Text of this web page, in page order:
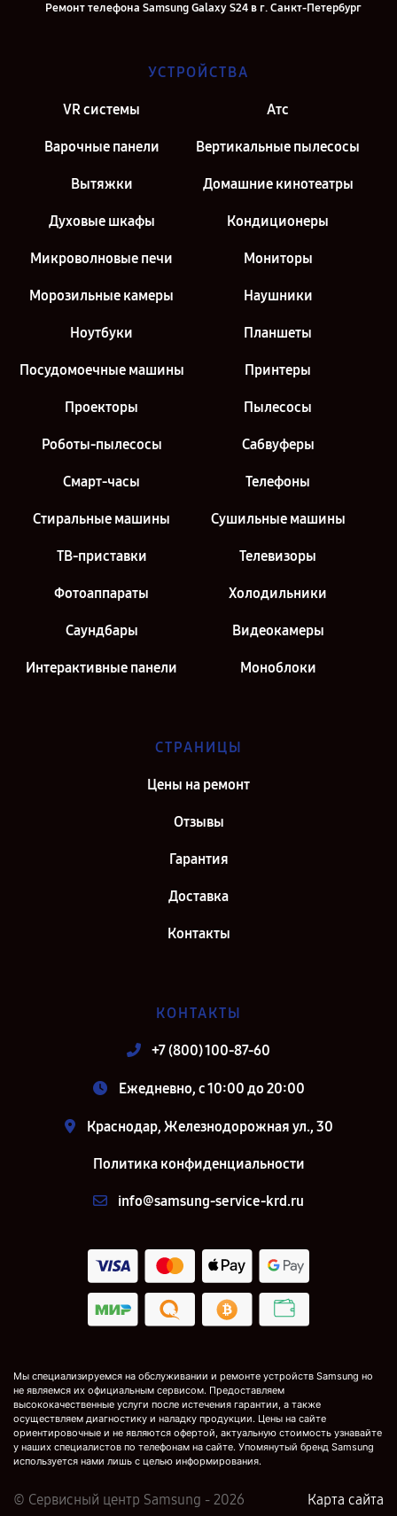
Ремонт телефона Samsung Galaxy S24 в г. Санкт-Петербург
УСТРОЙСТВА
VR системы Атс
Варочные панели Вертикальные пылесосы
Вытяжки Домашние кинотеатры
Духовые шкафы Кондиционеры
Микроволновые печи Мониторы
Морозильные камеры Наушники
Ноутбуки Планшеты
Посудомоечные машины Принтеры
Проекторы Пылесосы
Роботы-пылесосы Сабвуферы
Смарт-часы Телефоны
Стиральные машины Сушильные машины
ТВ-приставки Телевизоры
Фотоаппараты Холодильники
Саундбары Видеокамеры
Интерактивные панели Моноблоки
СТРАНИЦЫ
Цены на ремонт
Отзывы
Гарантия
Доставка
Контакты
КОНТАКТЫ
+7 (800) 100-87-60
Ежедневно, с 10:00 до 20:00
Краснодар, Железнодорожная ул., 30
Политика конфиденциальности
info@samsung-service-krd.ru
Мы специализируемся на обслуживании и ремонте устройств Samsung но
не являемся их официальным сервисом. Предоставляем
высококачественные услуги после истечения гарантии, а также
осуществляем диагностику и наладку продукции. Цены на сайте
ориентировочные и не являются офертой, актуальную стоимость узнавайте
у наших специалистов по телефонам на сайте. Упомянутый бренд Samsung
используется нами лишь с целью информирования.
© Сервисный центр Samsung - 2026 Карта сайта